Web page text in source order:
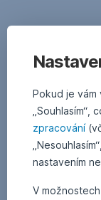
Pokud je
„Souhlasím“,
zpracování
nastavením
V možnostech